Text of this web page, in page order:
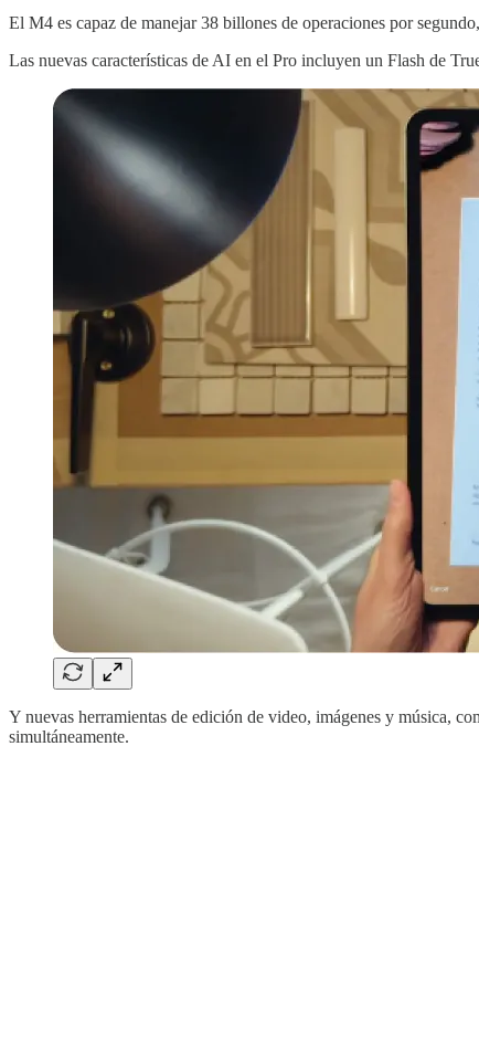
El M4 es capaz de manejar 38 billones de operaciones por
Las nuevas características de AI en el Pro incluyen un Flash de
Y nuevas herramientas de edición de video, imágenes y música,
simultáneamente.